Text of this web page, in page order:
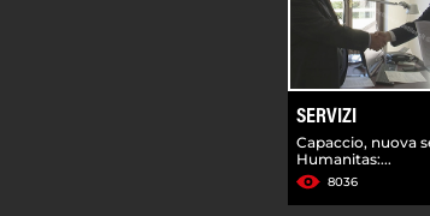
SERVIZI
Capaccio, nuova
Humanitas:...
8036